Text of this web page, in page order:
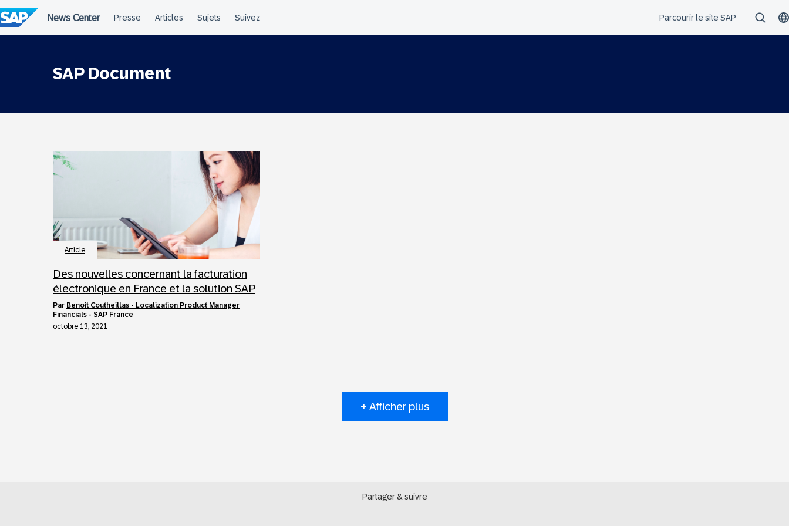
au
contenu
SAP Document
Article
Des nouvelles concernant la facturation
électronique en France et la solution SAP
par Benoit Coutheillas - Localization Product Manager
Financials - SAP France
octobre 13, 2021
+ Afficher plus
Partager & suivre